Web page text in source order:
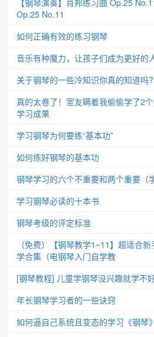
【钢琴演奏】肖邦练习曲 Op.25
Op.25 No.11
如何正确有效的练习钢琴
音乐有种魔力，让孩子们成为更好的人
关于钢琴的一些冷知识你真的知道吗?
真的太卷了！室友瞒着我偷偷学了2
学习成果
学习钢琴为何要练“基本功”
如何练好钢琴的基本功
钢琴学习的六个不重要和两个重要（
学习钢琴必读的十本书
钢琴考级的评定标准
（免费）【钢琴教学1~11】超适合
学合集（电钢琴入门自学教
[钢琴教程] 儿童学钢琴没兴趣就学不
年长钢琴学习者的一些诀窍
如何逼自己系统且变态的学习《钢琴